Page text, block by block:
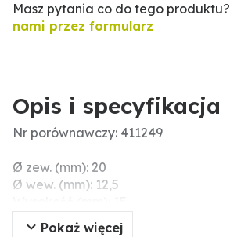
Masz pytania co do tego produktu?
nami przez formularz
Opis i specyfikacja
Nr porównawczy: 411249
Ø zew. (mm): 20
Ø wew. (mm): 12,5
Pokaż więcej